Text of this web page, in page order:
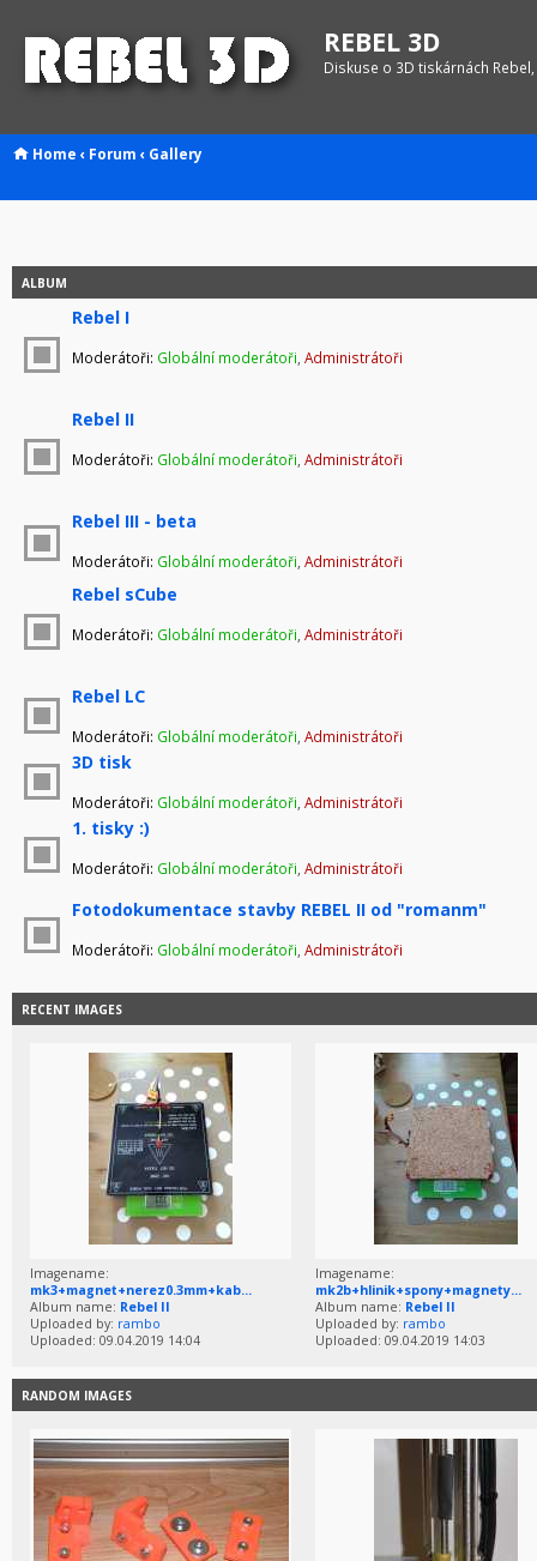
REBEL 3D
Diskuse o 3D tiskárnách
Home ‹ Forum ‹ Gallery
ALBUM
Rebel I
Moderátoři: Globální moderátoři Administrátoři
Rebel II
Moderátoři: Globální moderátoři Administrátoři
Rebel III - beta
Moderátoři: Globální moderátoři Administrátoři
Rebel sCube
Moderátoři: Globální moderátoři Administrátoři
Rebel LC
Moderátoři: Globální moderátoři Administrátoři
3D tisk
Moderátoři: Globální moderátoři Administrátoři
1. tisky :)
Moderátoři: Globální moderátoři Administrátoři
Fotodokumentace stavby REBEL II od "romanm"
Moderátoři: Globální moderátoři Administrátoři
RECENT IMAGES
Imagename:
mk3+magnet+nerez0.3mm+kab...
Album name: Rebel II
Uploaded by: rambo
Uploaded: 09.04.2019 14:04
Imagename:
mk2b+hlinik+spony+magnety...
Album name: Rebel II
Uploaded by: rambo
Uploaded: 09.04.2019 14:03
RANDOM IMAGES